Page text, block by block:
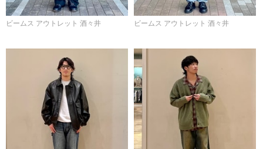
ビームス アウトレット 酒々井 ビームス アウトレット 酒々井